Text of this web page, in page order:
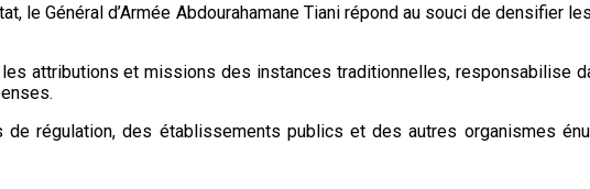
le Général d’Armée Abdourahamane Tiani répond au souci de densifier
attributions et missions des instances traditionnelles, responsabilise
régulation, des établissements publics et des autres organismes